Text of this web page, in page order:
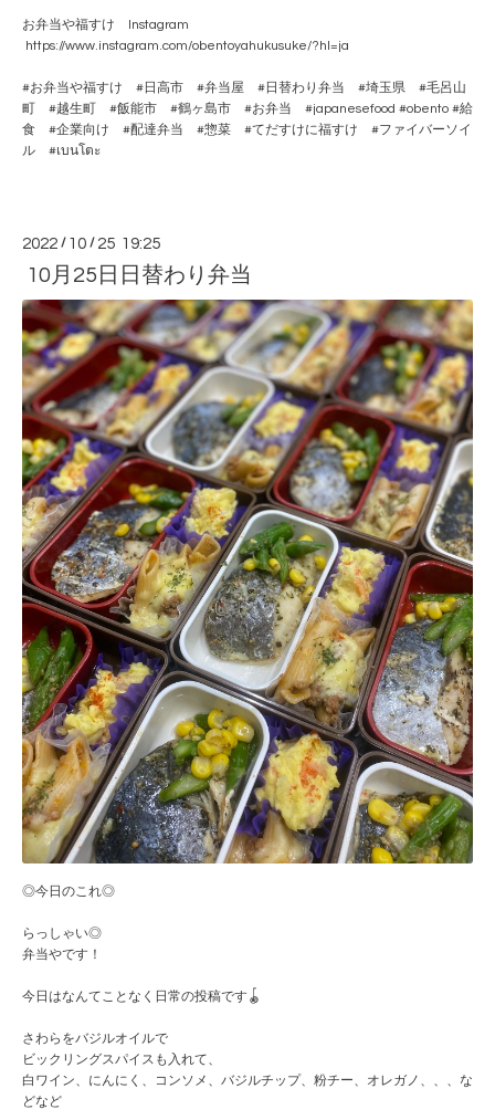
お弁当や福すけ Instagram
https://www.instagram.com/obentoyahukusuke/?hl=ja
#お弁当や福すけ #日高市 #弁当屋 #日替わり弁当 #埼玉県 #毛呂山
町 #越生町 #飯能市 #鶴ヶ島市 #お弁当 #japanesefood #obento #給
食 #企業向け #配達弁当 #惣菜 #てだすけに福すけ #ファイバーソイ
ル #เบนโตะ
2022 / 10 / 25 19:25
10月25日日替わり弁当
◎今日のこれ◎
らっしゃい◎
弁当やです！
今日はなんてことなく日常の投稿です🪀
さわらをバジルオイルで
ビックリングスパイスも入れて、
白ワイン、にんにく、コンソメ、バジルチップ、粉チー、オレガノ、、、な
どなど